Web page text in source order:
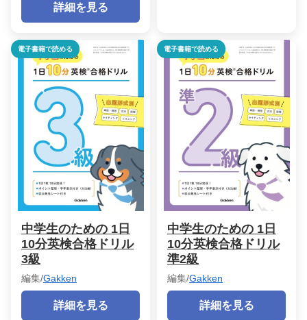
詳細を見る
電子書籍で読める
中学生のための 1日
10分英検合格ドリル
3級
編集/Gakken
詳細を見る
電子書籍で読める
中学生のための 1日
10分英検合格ドリル
準2級
編集/Gakken
詳細を見る